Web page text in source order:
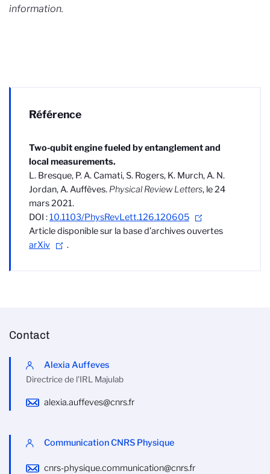
information.
Référence
Two-qubit engine fueled by entanglement and
local measurements.
L. Bresque, P. A. Camati, S. Rogers, K. Murch, A. N.
Jordan, A. Auffèves. Physical Review Letters, le 24
mars 2021.
DOI :10.1103/PhysRevLett.126.120605
Article disponible sur la base d’archives ouvertes
arXiv
.
Contact
Alexia Auffeves
Directrice de l'IRL Majulab
alexia.auffeves@cnrs.fr
Communication CNRS Physique
cnrs-physique.communication@cnrs.fr